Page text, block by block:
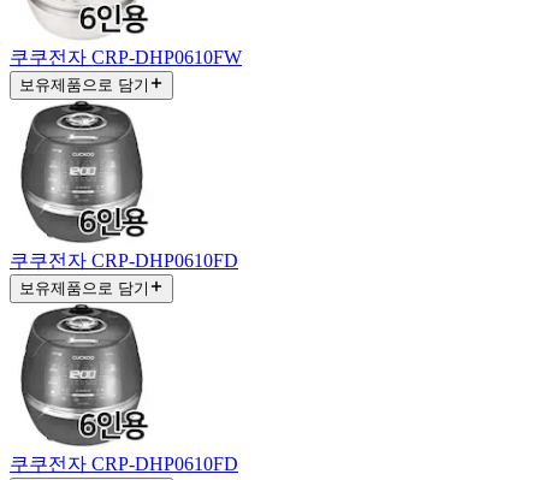
쿠쿠전자 CRP-DHP0610FW
보유제품으로 담기
쿠쿠전자 CRP-DHP0610FD
보유제품으로 담기
쿠쿠전자 CRP-DHP0610FD